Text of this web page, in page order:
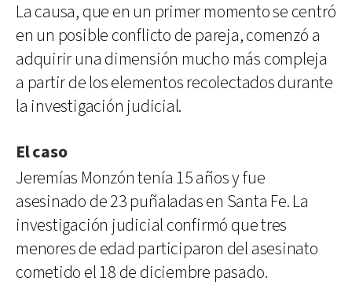
La causa, que en un primer momento se centró
en un posible conflicto de pareja, comenzó a
adquirir una dimensión mucho más compleja
a partir de los elementos recolectados durante
la investigación judicial.
El caso
Jeremías Monzón tenía 15 años y fue
asesinado de 23 puñaladas en Santa Fe. La
investigación judicial confirmó que tres
menores de edad participaron del asesinato
cometido el 18 de diciembre pasado.